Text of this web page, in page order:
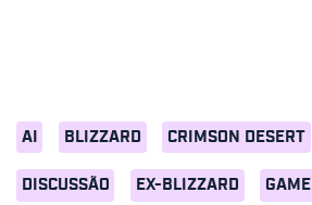
AI BLIZZARD CRIMSON DESERT
DISCUSSÃO EX-BLIZZARD GAME